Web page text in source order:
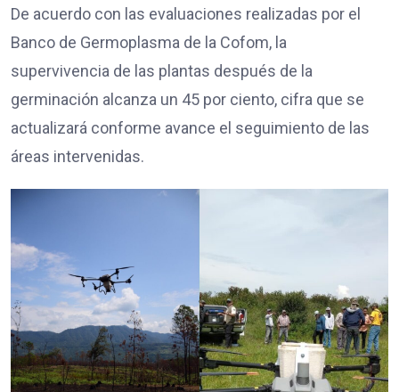
De acuerdo con las evaluaciones realizadas por el
Banco de Germoplasma de la Cofom, la
supervivencia de las plantas después de la
germinación alcanza un 45 por ciento, cifra que se
actualizará conforme avance el seguimiento de las
áreas intervenidas.